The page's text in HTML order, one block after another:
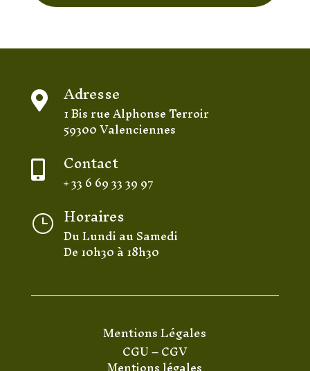
 Adresse
1 Bis rue Alphonse Terroir
59300 Valenciennes
 Contact
+ 33 6 69 33 39 97
} Horaires
Du Lundi au Samedi
De 10h30 à 18h30
Mentions Légales
CGU–CGV